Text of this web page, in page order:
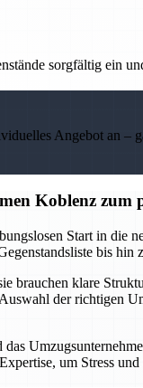
sorgfältig ein
Angebot an –
Koblenz zum
Start in
bis
brauchen klare
der richtigen
um Stress